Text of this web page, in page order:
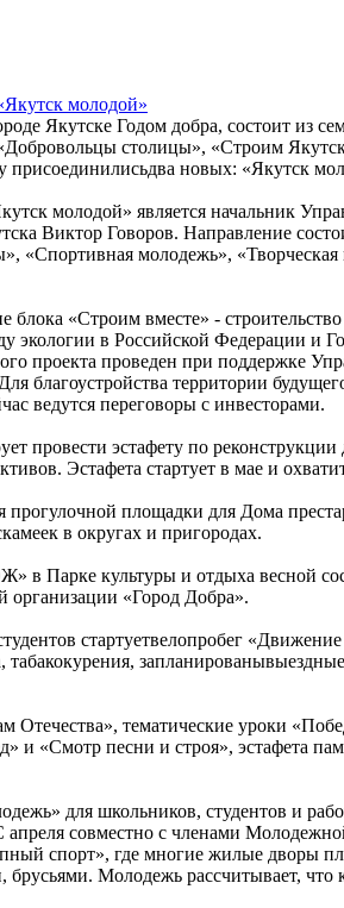
Якутске Годом добра, состоит из
столицы», «Строим
присоединилисьдва новых: «Якутск
молодой» является начальник
Виктор Говоров. Направление
«Спортивная молодежь», «Творческая
блока «Строим вместе» -
экологии в Российской Федерации и
проекта проведен при поддержке
благоустройства территории
ведутся переговоры с инвесторами.
провести эстафету по
Эстафета стартует в мае и
прогулочной площадки для Дома
в округах и пригородах.
в Парке культуры и отдыха весной
организации «Город Добра».
стартуетвелопробег
табакокурения,
тематические уроки
и «Смотр песни и строя», эстафета
для школьников, студентов и
апреля совместно с членами
спорт», где многие жилые дворы
Молодежь рассчитывает, что